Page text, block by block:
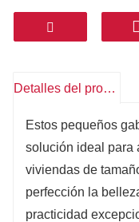
5. Estilo
Detalles del producto
Estos pequeños
solución ideal para
viviendas de
perfección la
practicidad